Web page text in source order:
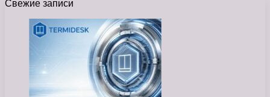
Свежие записи